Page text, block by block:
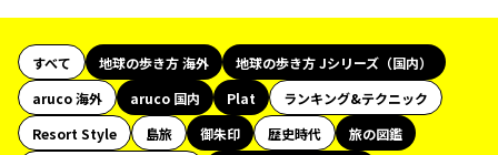
すべて 地球の歩き方 海外
地球の歩き方 Jシリーズ（国内）
aruco 海外
aruco 国内 Plat
ランキング&テクニック
Resort Style
島旅 御朱印 歴史時代
旅の図鑑